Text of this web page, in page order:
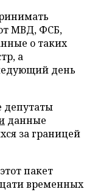
МВД, ФСБ,
о таких
а
день
депутаты
данные
за границей
этот пакет
временных